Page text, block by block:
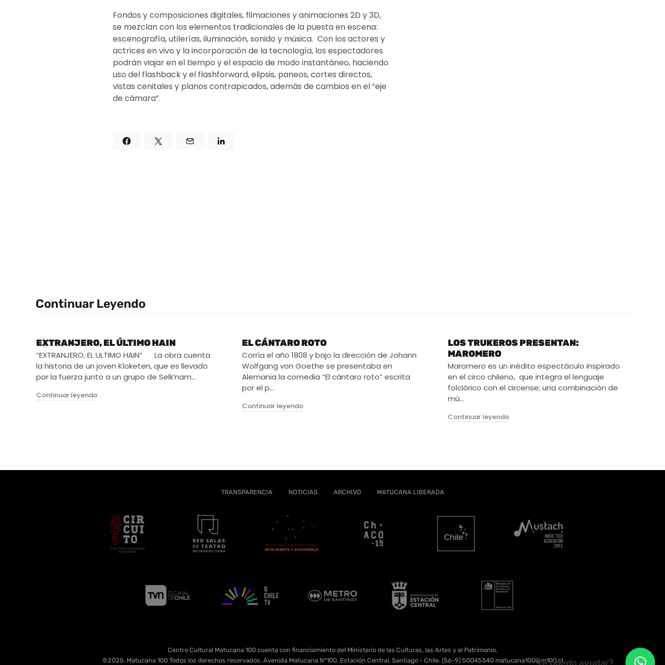
Fondos y composiciones digitales, filmaciones y animaciones 2D y 3D,
se mezclan con los elementos tradicionales de la puesta en escena:
escenografía, utilerías, iluminación, sonido y música. Con los actores y
actrices en vivo y la incorporación de la tecnología, los espectadores
podrán viajar en el tiempo y el espacio de modo instantáneo, haciendo
uso del flashback y el flashforward, elipsis, paneos, cortes directos,
vistas cenitales y planos contrapicados, además de cambios en el “eje
de cámara”.
Continuar Leyendo
EXTRANJERO, EL ÚLTIMO HAIN
“EXTRANJERO, EL ULTIMO HAIN” La obra cuenta
la historia de un joven Kloketen, que es llevado
por la fuerza junto a un grupo de Selk’nam…
Continuar leyendo"Extranjero, el último Hain"
EL CÁNTARO ROTO
Corría el año 1808 y bajo la dirección de Johann
Wolfgang von Goethe se presentaba en
Alemania la comedia “El cántaro roto” escrita
por el p…
Continuar leyendo"El cántaro roto"
LOS TRUKEROS PRESENTAN:
MAROMERO
Maromero es un inédito espectáculo inspirado
en el circo chileno, que integra el lenguaje
folclórico con el circense; una combinación de
mú…
Continuar leyendo"Los Trukeros presentan: Maromero"
TRANSPARENCIA NOTICIAS ARCHIVO MATUCANA LIBERADA
Centro Cultural Matucana 100 cuenta con financiamiento del Ministerio de las Culturas, las Artes y el Patrimonio.
©2025. Matucana 100 Todos los derechos reservados. Avenida Matucana N°100, Estación Central, Santiago - Chile. (56-9) 50045340 matucana100@m100.clTe puedo ayudar?